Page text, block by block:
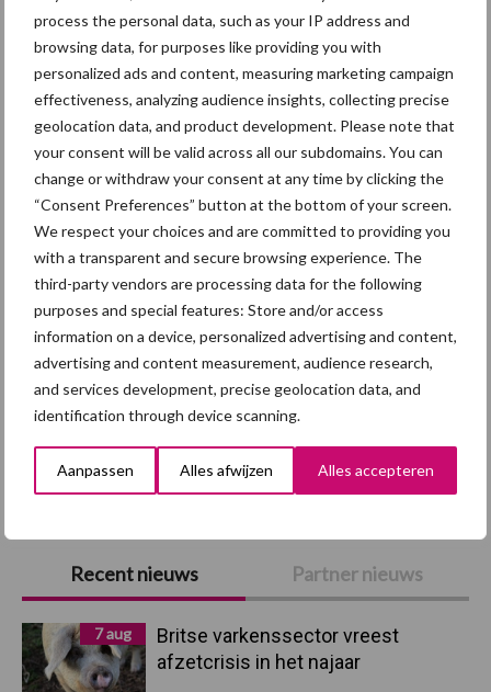
process the personal data, such as your IP address and
browsing data, for purposes like providing you with
personalized ads and content, measuring marketing campaign
effectiveness, analyzing audience insights, collecting precise
geolocation data, and product development. Please note that
your consent will be valid across all our subdomains. You can
change or withdraw your consent at any time by clicking the
“Consent Preferences” button at the bottom of your screen.
We respect your choices and are committed to providing you
with a transparent and secure browsing experience. The
third-party vendors are processing data for the following
purposes and special features: Store and/or access
information on a device, personalized advertising and content,
advertising and content measurement, audience research,
and services development, precise geolocation data, and
identification through device scanning.
Aanpassen Alles afwijzen Alles accepteren
Deze kennis geeft de richting aan voor een vervolgonderzoek,
Men weet nu naar welk(e) genotype(s) er moet worden gekeken.
Primaire
Sidebar
Recent nieuws Partner nieuws
7 aug
Britse varkenssector vreest
afzetcrisis in het najaar
Themapagina's
Maak uw keuze:
DierengezondheidHuisvesting
Toon meer